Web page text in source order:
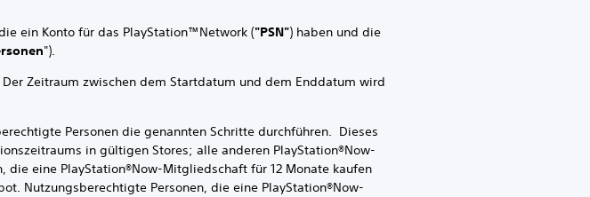
ein Konto für das PlayStation™Network ("PSN") haben und die
").
zwischen dem Startdatum und dem Enddatum wird
Personen die genannten Schritte durchführen. Dieses
in gültigen Stores; alle anderen PlayStation®Now-
eine PlayStation®Now-Mitgliedschaft für 12 Monate kaufen
Nutzungsberechtigte Personen, die eine PlayStation®Now-